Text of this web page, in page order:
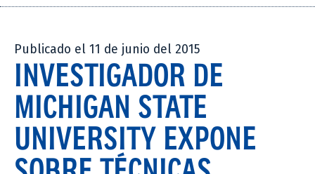
Publicado el 11 de junio del 2015
INVESTIGADOR DE
MICHIGAN STATE
UNIVERSITY EXPONE